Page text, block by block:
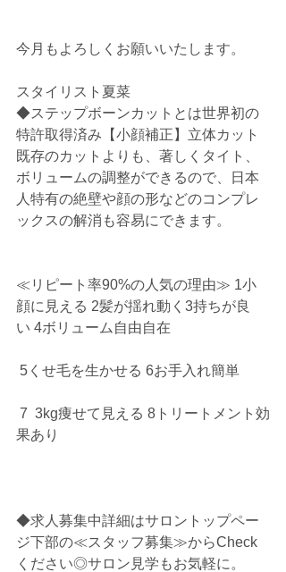
今月もよろしくお願いいたします。
スタイリスト夏菜
◆ステップボーンカットとは世界初の
特許取得済み【小顔補正】立体カット
既存のカットよりも、著しくタイト、
ボリュームの調整ができるので、日本
人特有の絶壁や顔の形などのコンプレ
ックスの解消も容易にできます。
≪リピート率90%の人気の理由≫ 1小
顔に見える 2髪が揺れ動く3持ちが良
い 4ボリューム自由自在
5くせ毛を生かせる 6お手入れ簡単
7  3kg痩せて見える 8トリートメント効
果あり
◆求人募集中詳細はサロントップペー
ジ下部の≪スタッフ募集≫からCheck
ください◎サロン見学もお気軽に。